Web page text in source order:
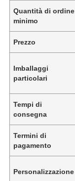
Quantità di ordine
minimo
Prezzo
Imballaggi
particolari
Tempi di
consegna
Termini di
pagamento
Personalizzazione